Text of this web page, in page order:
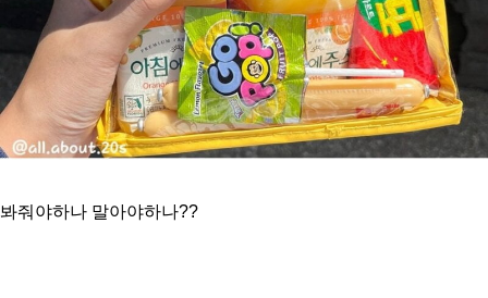
봐줘야하나 말아야하나??